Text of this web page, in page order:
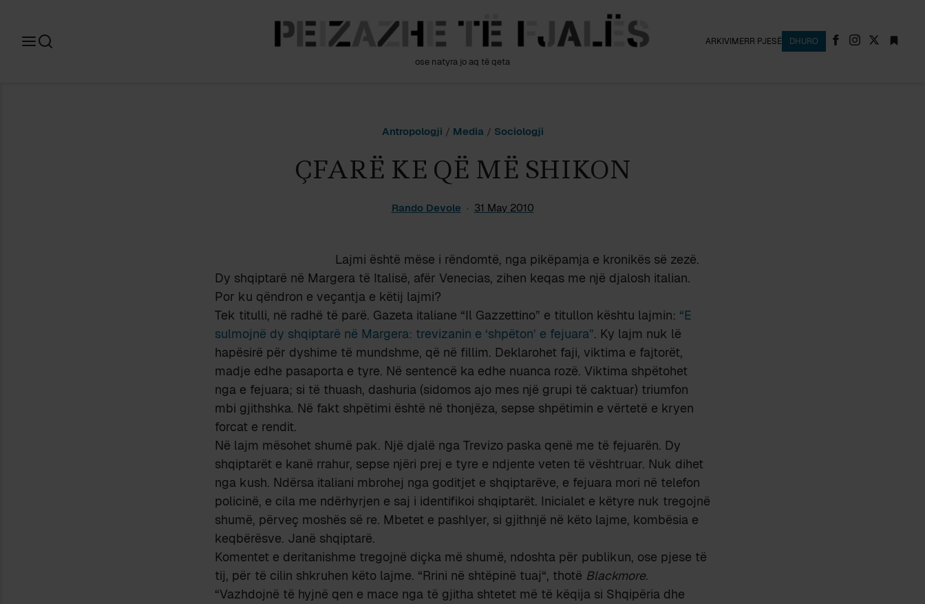
ose natyra jo aq të qeta
ARKIVIMERR PJESË DHURO
Antropologji / Media/ Sociologji
ÇFARË KE QË MË SHIKON
Rando Devole 31 May 2010
Lajmi është mëse i rëndomtë, nga pikëpamja e kronikës së zezë.
Dy shqiptarë në Margera të Italisë, afër Venecias, zihen keqas me një djalosh italian.
Por ku qëndron e veçantja e këtij lajmi?
Tek titulli, në radhë të parë. Gazeta italiane “Il Gazzettino” e titullon kështu lajmin: “E
sulmojnë dy shqiptarë në Margera: trevizanin e ‘shpëton’ e fejuara”. Ky lajm nuk lë
hapësirë për dyshime të mundshme, që në fillim. Deklarohet faji, viktima e fajtorët,
madje edhe pasaporta e tyre. Në sentencë ka edhe nuanca rozë. Viktima shpëtohet
nga e fejuara; si të thuash, dashuria (sidomos ajo mes një grupi të caktuar) triumfon
mbi gjithshka. Në fakt shpëtimi është në thonjëza, sepse shpëtimin e vërtetë e kryen
forcat e rendit.
Në lajm mësohet shumë pak. Një djalë nga Trevizo paska qenë me të fejuarën. Dy
shqiptarët e kanë rrahur, sepse njëri prej e tyre e ndjente veten të vështruar. Nuk dihet
nga kush. Ndërsa italiani mbrohej nga goditjet e shqiptarëve, e fejuara mori në telefon
policinë, e cila me ndërhyrjen e saj i identifikoi shqiptarët. Inicialet e këtyre nuk tregojnë
shumë, përveç moshës së re. Mbetet e pashlyer, si gjithnjë në këto lajme, kombësia e
keqbërësve. Janë shqiptarë.
Komentet e deritanishme tregojnë diçka më shumë, ndoshta për publikun, ose pjese të
tij, për të cilin shkruhen këto lajme. “Rrini në shtëpinë tuaj“, thotë Blackmore.
“Vazhdojnë të hyjnë qen e mace nga të gjitha shtetet më të këqija si Shqipëria dhe